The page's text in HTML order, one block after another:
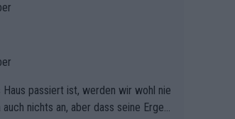
passiert ist, werden wir wohl nie
nichts an, aber dass seine Ergeb